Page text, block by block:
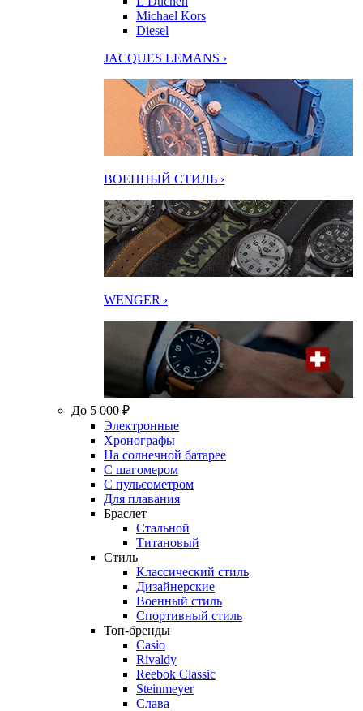
Michael Kors
Diesel
JACQUES LEMANS ›
ВОЕННЫЙ СТИЛЬ ›
WENGER ›
До 5 000 ₽
Электронные
Хронографы
На солнечной батарее
С шагомером
С пульсометром
Для плавания
Браслет
Стальной
Титановый
Стиль
Классический стиль
Дизайнерские
Военный стиль
Спортивный стиль
Топ-бренды
Casio
Rivaldy
Reebok Classic
Steinmeyer
Слава